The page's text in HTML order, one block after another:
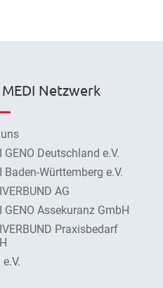
MEDI Netzwerk
GENO Deutschland e.V.
Baden-Württemberg e.V.
AG
GENO Assekuranz GmbH
Praxisbedarf